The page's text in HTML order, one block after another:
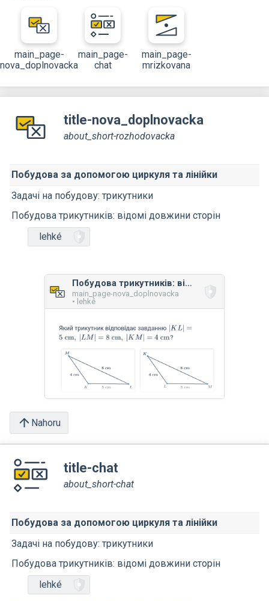
main_page-
nova_doplnovacka
main_page-
chat
main_page-
mrizkovana
title-nova_doplnovacka
about_short-rozhodovacka
Побудова за допомогою циркуля та лінійки
Задачі на побудову: трикутники
Побудова трикутників: відомі довжини сторін
lehké
Побудова трикутників: відомі довжини сторін
main_page-nova_doplnovacka
• lehké
Nahoru
title-chat
about_short-chat
Побудова за допомогою циркуля та лінійки
Задачі на побудову: трикутники
Побудова трикутників: відомі довжини сторін
lehké